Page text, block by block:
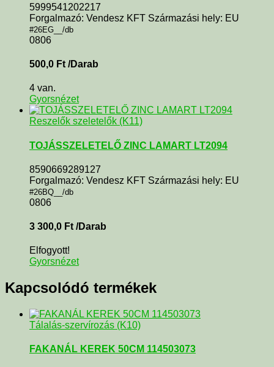
5999541202217
Forgalmazó: Vendesz KFT Származási hely: EU
#26EG__/db
0806
500,0 Ft /Darab
4 van.
Gyorsnézet
Reszelők szeletelők (K11)
TOJÁSSZELETELŐ ZINC LAMART LT2094
8590669289127
Forgalmazó: Vendesz KFT Származási hely: EU
#26BQ__/db
0806
3 300,0 Ft /Darab
Elfogyott!
Gyorsnézet
Kapcsolódó termékek
Tálalás-szervírozás (K10)
FAKANÁL KEREK 50CM 114503073